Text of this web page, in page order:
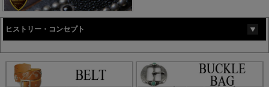
ヒストリー・コンセプト